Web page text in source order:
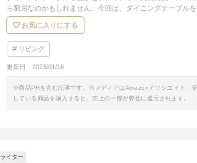
ら窮屈なのかもしれません。今回は、ダイニングテーブル
お気に入りにする
リビング
更新日： 2023/01/16
※商品PRを含む記事です。当メディアはAmazonアソシエイト、
している商品を購入すると、売上の一部が弊社に還元されます。
ライター